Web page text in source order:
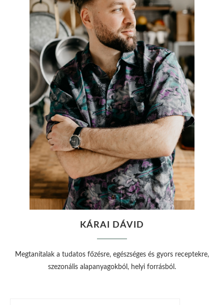
KÁRAI DÁVID
Megtanítalak a tudatos főzésre, egészséges és gyors receptekre,
szezonális alapanyagokból, helyi forrásból.